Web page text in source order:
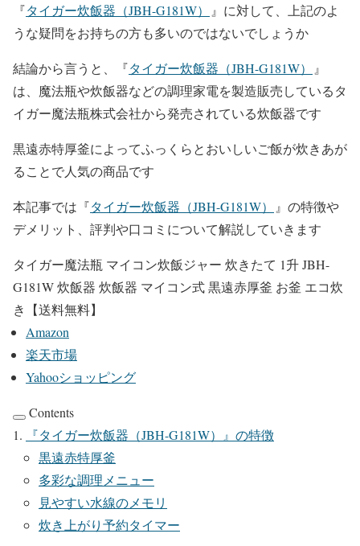
『タイガー炊飯器（JBH-G181W）
』に対して、上記のよ
うな疑問をお持ちの方も多いのではないでしょうか
結論から言うと、『タイガー炊飯器（JBH-G181W）
』
は、魔法瓶や炊飯器などの調理家電を製造販売しているタ
イガー魔法瓶株式会社から発売されている炊飯器です
黒遠赤特厚釜によってふっくらとおいしいご飯が炊きあが
ることで人気の商品です
本記事では『タイガー炊飯器（JBH-G181W） 』 の特徴や
デメリット、評判や口コミについて解説していきます
タイガー魔法瓶 マイコン炊飯ジャー 炊きたて 1升 JBH-
G181W 炊飯器 炊飯器 マイコン式 黒遠赤厚釜 お釜 エコ炊
き【送料無料】
Amazon
楽天市場
Yahooショッピング
Contents
『タイガー炊飯器（JBH-G181W）
』の特徴
黒遠赤特厚釜
多彩な調理メニュー
見やすい水線のメモリ
炊き上がり予約タイマー